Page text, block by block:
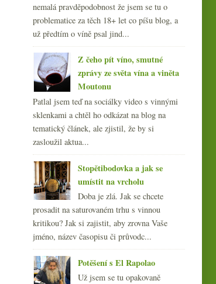
nemalá pravděpodobnost že jsem se tu o
problematice za těch 18+ let co píšu blog, a
už předtím o víně psal jind...
Z čeho pít víno, smutné
zprávy ze světa vína a viněta
Moutonu
Patlal jsem teď na sociálky video s vinnými
sklenkami a chtěl ho odkázat na blog na
tematický článek, ale zjistil, že by si
zasloužil aktua...
Stopětibodovka a jak se
umístit na vrcholu
Doba je zlá. Jak se chcete
prosadit na saturovaném trhu s vinnou
kritikou? Jak si zajistit, aby zrovna Vaše
jméno, název časopisu či průvodc...
Potěšení s El Rapolao
Už jsem se tu opakovaně